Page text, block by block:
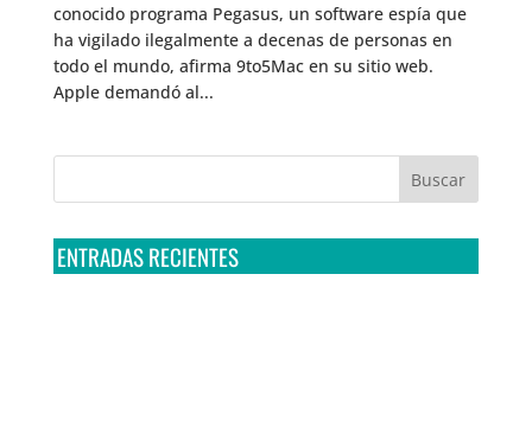
conocido programa Pegasus, un software espía que
ha vigilado ilegalmente a decenas de personas en
todo el mundo, afirma 9to5Mac en su sitio web.
Apple demandó al...
ENTRADAS RECIENTES